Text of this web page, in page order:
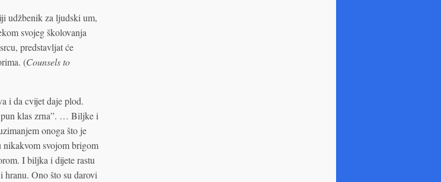
udžbenik za ljudski um,
svojeg školovanja
predstavljat će
(Counsels to
i da cvijet daje plod.
klas zrna”. … Biljke i
onoga što je
nikakvom svojom brigom
I biljka i dijete rastu
Ono što su darovi